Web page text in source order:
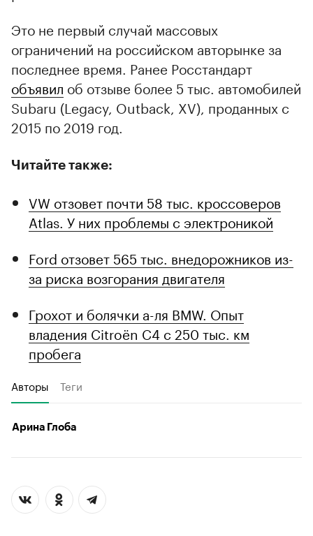
Это не первый случай массовых
ограничений на российском авторынке за
последнее время. Ранее Росстандарт
объявил об отзыве более 5 тыс. автомобилей
Subaru (Legacy, Outback, XV), проданных с
2015 по 2019 год.
Читайте также:
VW отзовет почти 58 тыс. кроссоверов
Atlas. У них проблемы с электроникой
Ford отзовет 565 тыс. внедорожников из-
за риска возгорания двигателя
Грохот и болячки а-ля BMW. Опыт
владения Citroёn C4 с 250 тыс. км
пробега
Авторы Теги
Арина Глоба